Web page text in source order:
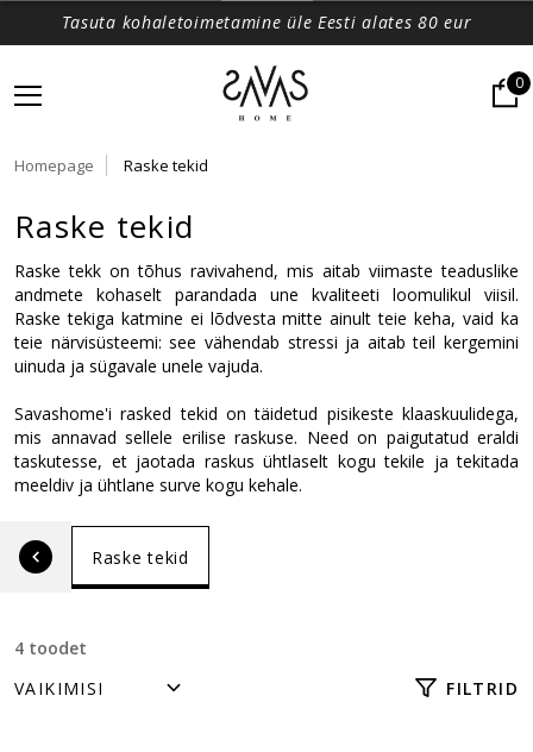
Tasuta kohaletoimetamine üle Eesti alates 80 eur
0
Homepage Raske tekid
Raske tekid
Raske tekk on tõhus ravivahend, mis aitab viimaste teaduslike
andmete kohaselt parandada une kvaliteeti loomulikul viisil.
Raske tekiga katmine ei lõdvesta mitte ainult teie keha, vaid ka
teie närvisüsteemi: see vähendab stressi ja aitab teil kergemini
uinuda ja sügavale unele vajuda.
Savashome'i rasked tekid on täidetud pisikeste klaaskuulidega,
mis annavad sellele erilise raskuse. Need on paigutatud eraldi
taskutesse, et jaotada raskus ühtlaselt kogu tekile ja tekitada
meeldiv ja ühtlane surve kogu kehale.
Raske tekid
4 toodet
FILTRID